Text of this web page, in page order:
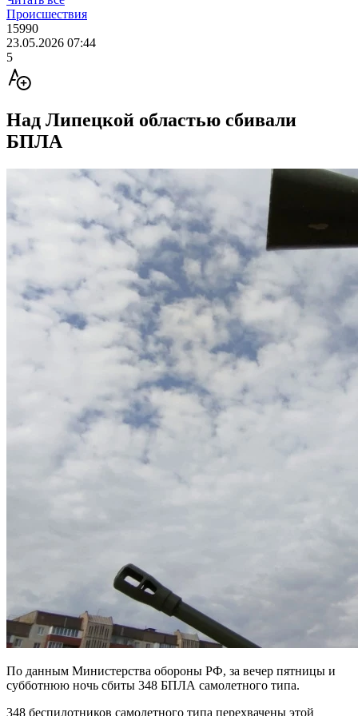
Происшествия
15990
23.05.2026 07:44
5
Над Липецкой областью сбивали
БПЛА
По данным Министерства обороны РФ, за вечер пятницы и
субботнюю ночь сбиты 348 БПЛА самолетного типа.
348 беспилотников самолетного типа перехвачены этой